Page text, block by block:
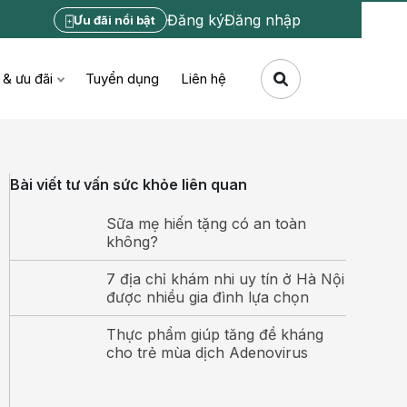
Ưu đãi nổi bật Đăng kýĐăng nhập
ưu đãi Tuyển dụng Liên hệ
Bài viết tư vấn sức khỏe liên quan
Sữa mẹ hiến tặng có an toàn
không?
7 địa chỉ khám nhi uy tín ở Hà Nội
được nhiều gia đình lựa chọn
Thực phẩm giúp tăng đề kháng
cho trẻ mùa dịch Adenovirus